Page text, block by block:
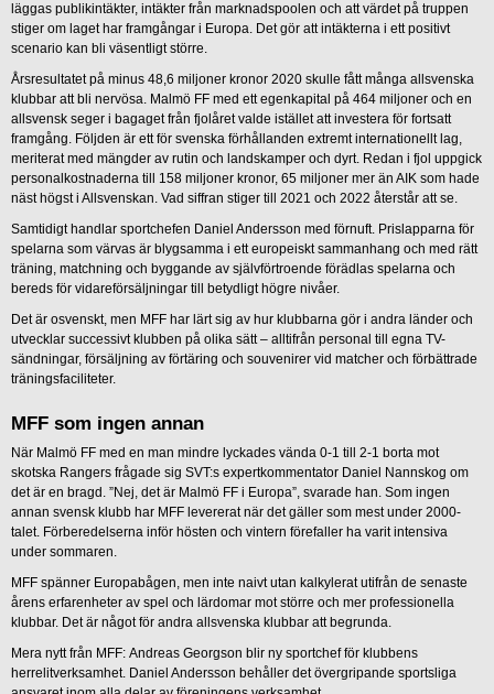
läggas publikintäkter, intäkter från marknadspoolen och att värdet på truppen
stiger om laget har framgångar i Europa. Det gör att intäkterna i ett positivt
scenario kan bli väsentligt större.
Årsresultatet på minus 48,6 miljoner kronor 2020 skulle fått många allsvenska
klubbar att bli nervösa. Malmö FF med ett egenkapital på 464 miljoner och en
allsvensk seger i bagaget från fjolåret valde istället att investera för fortsatt
framgång. Följden är ett för svenska förhållanden extremt internationellt lag,
meriterat med mängder av rutin och landskamper och dyrt. Redan i fjol uppgick
personalkostnaderna till 158 miljoner kronor, 65 miljoner mer än AIK som hade
näst högst i Allsvenskan. Vad siffran stiger till 2021 och 2022 återstår att se.
Samtidigt handlar sportchefen Daniel Andersson med förnuft. Prislapparna för
spelarna som värvas är blygsamma i ett europeiskt sammanhang och med rätt
träning, matchning och byggande av självförtroende förädlas spelarna och
bereds för vidareförsäljningar till betydligt högre nivåer.
Det är osvenskt, men MFF har lärt sig av hur klubbarna gör i andra länder och
utvecklar successivt klubben på olika sätt – alltifrån personal till egna TV-
sändningar, försäljning av förtäring och souvenirer vid matcher och förbättrade
träningsfaciliteter.
MFF som ingen annan
När Malmö FF med en man mindre lyckades vända 0-1 till 2-1 borta mot
skotska Rangers frågade sig SVT:s expertkommentator Daniel Nannskog om
det är en bragd. ”Nej, det är Malmö FF i Europa”, svarade han. Som ingen
annan svensk klubb har MFF levererat när det gäller som mest under 2000-
talet. Förberedelserna inför hösten och vintern förefaller ha varit intensiva
under sommaren.
MFF spänner Europabågen, men inte naivt utan kalkylerat utifrån de senaste
årens erfarenheter av spel och lärdomar mot större och mer professionella
klubbar. Det är något för andra allsvenska klubbar att begrunda.
Mera nytt från MFF: Andreas Georgson blir ny sportchef för klubbens
herrelitverksamhet. Daniel Andersson behåller det övergripande sportsliga